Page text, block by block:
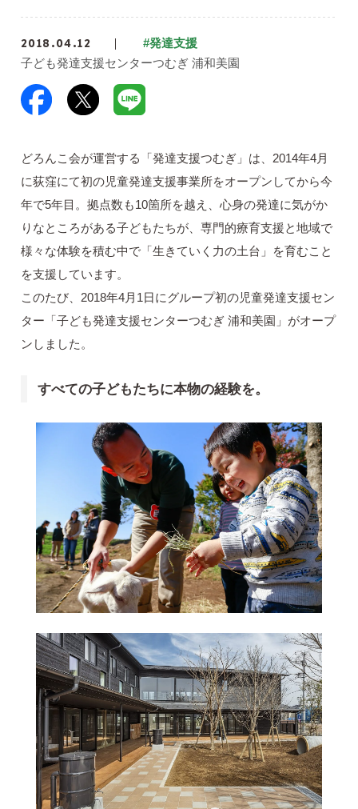
2018.04.12
#発達支援
子ども発達支援センターつむぎ 浦和美園
どろんこ会が運営する「発達支援つむぎ」は、2014年4月
に荻窪にて初の児童発達支援事業所をオープンしてから今
年で5年目。拠点数も10箇所を越え、心身の発達に気がか
りなところがある子どもたちが、専門的療育支援と地域で
様々な体験を積む中で「生きていく力の土台」を育むこと
を支援しています。
このたび、2018年4月1日にグループ初の児童発達支援セン
ター「子ども発達支援センターつむぎ 浦和美園」がオープ
ンしました。
すべての子どもたちに本物の経験を。